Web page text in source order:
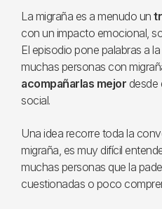
La migraña es a menudo un
con un impacto emocional,
El episodio pone palabras a
muchas personas con
acompañarlas mejor desde
social.
Una idea recorre toda la
migraña, es muy difícil
muchas personas que la
cuestionadas o poco